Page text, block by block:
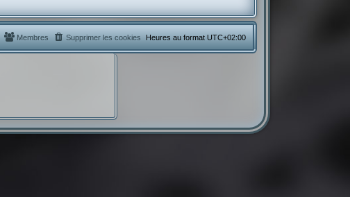
Heures au format UTC+02:00
Supprimer les cookies
Membres